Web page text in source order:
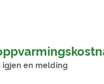
igjen en melding